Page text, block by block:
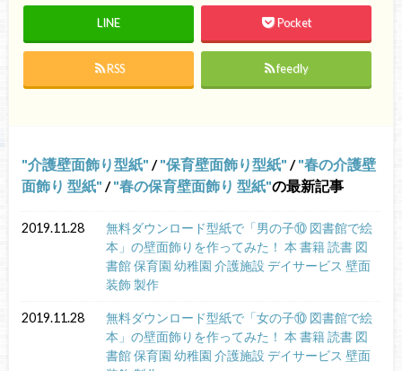
LINE Pocket
RSS feedly
介護壁面飾り型紙 / 保育壁面飾り型紙 / 春の介護壁
面飾り 型紙 / 春の保育壁面飾り 型紙 の最新記事
2019.11.28
無料ダウンロード型紙で「男の子⑩ 図書館で絵
本」の壁面飾りを作ってみた！ 本 書籍 読書 図
書館 保育園 幼稚園 介護施設 デイサービス 壁面
装飾 製作
2019.11.28
無料ダウンロード型紙で「女の子⑩ 図書館で絵
本」の壁面飾りを作ってみた！ 本 書籍 読書 図
書館 保育園 幼稚園 介護施設 デイサービス 壁面